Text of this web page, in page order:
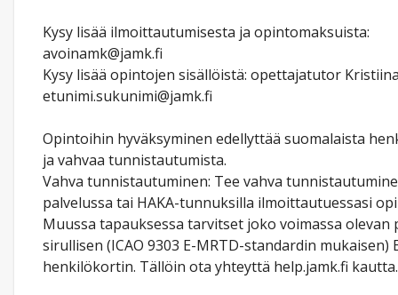
Kysy lisää ilmoittautumisesta ja opintomaksuista:
avoinamk@jamk.fi
Kysy lisää opintojen sisällöistä: opettajatutor
etunimi.sukunimi@jamk.fi
Opintoihin hyväksyminen edellyttää suomalaista
ja vahvaa tunnistautumista.
Vahva tunnistautuminen: Tee vahva
palvelussa tai HAKA-tunnuksilla ilmoittautuessasi
Muussa tapauksessa tarvitset joko voimassa olevan
sirullisen (ICAO 9303 E-MRTD-standardin mukaisen)
henkilökortin. Tällöin ota yhteyttä help.jamk.fi kautta.